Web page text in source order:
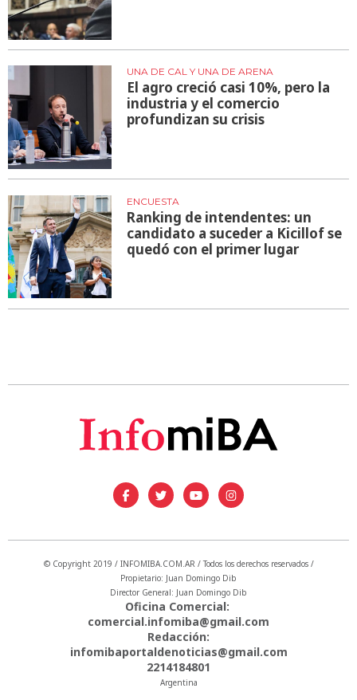
UNA DE CAL Y UNA DE ARENA
El agro creció casi 10%, pero la
industria y el comercio
profundizan su crisis
ENCUESTA
Ranking de intendentes: un
candidato a suceder a Kicillof se
quedó con el primer lugar
© Copyright 2019 / INFOMIBA.COM.AR / Todos los derechos reservados /
Propietario: Juan Domingo Dib
Director General: Juan Domingo Dib
Oficina Comercial:
comercial.infomiba@gmail.com
Redacción:
infomibaportaldenoticias@gmail.com
2214184801
Argentina